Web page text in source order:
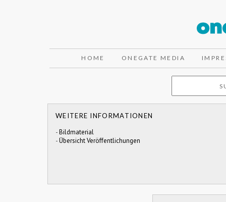
HOME ONEGATE MEDIA
WEITERE INFORMATIONEN
-Bildmaterial
-Übersicht Veröffentlichungen